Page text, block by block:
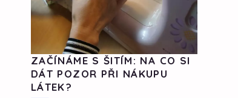
ZAČÍNÁME S ŠITÍM: NA CO SI
DÁT POZOR PŘI NÁKUPU
LÁTEK?